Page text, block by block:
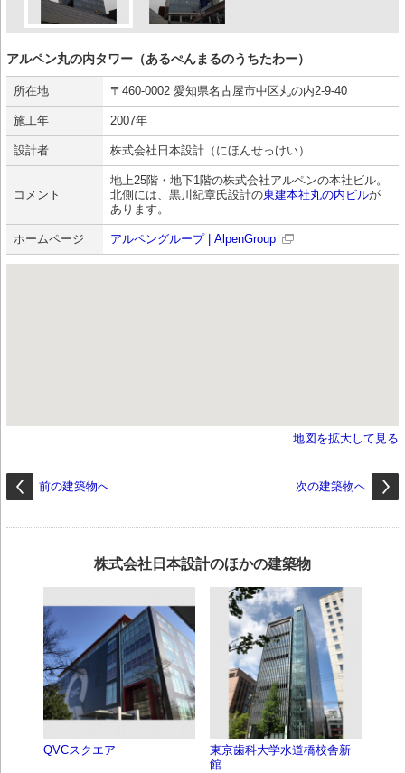
アルペン丸の内タワー（あるぺんまるのうちたわー）
所在地 〒460-0002 愛知県名古屋市中区丸の内2-9-40
施工年 2007年
設計者 株式会社日本設計（にほんせっけい）
コメント
地上25階・地下1階の株式会社アルペンの本社ビル。
北側には、黒川紀章氏設計の東建本社丸の内ビルが
あります。
ホームページ アルペングループ | AlpenGroup
地図を拡大して見る
前の建築物へ 次の建築物へ
株式会社日本設計のほかの建築物
QVCスクエア
東京歯科大学水道橋校舎新
館